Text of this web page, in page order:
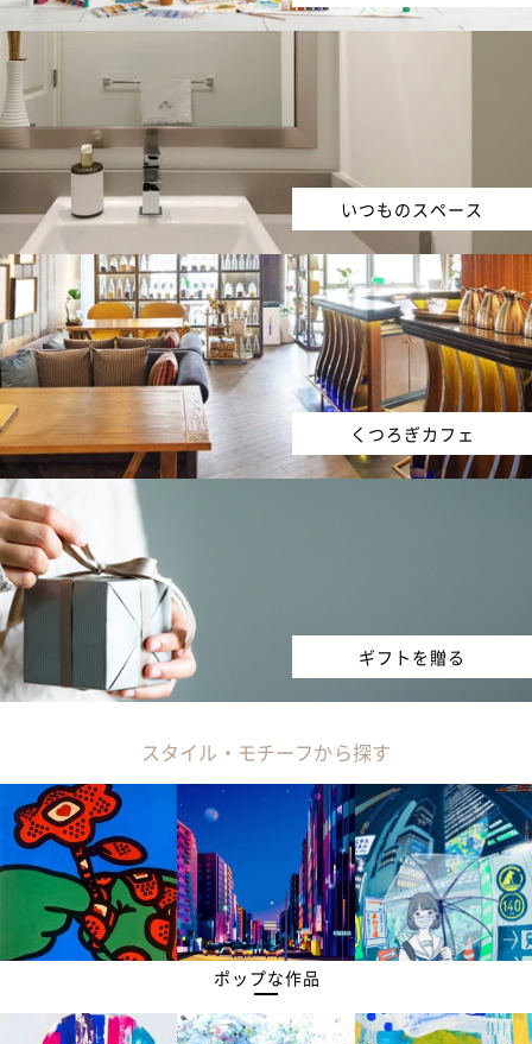
いつものスペース
くつろぎカフェ
ギフトを贈る
スタイル・モチーフから探す
ポップな作品